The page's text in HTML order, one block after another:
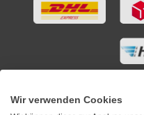
Wir verwenden Cookies